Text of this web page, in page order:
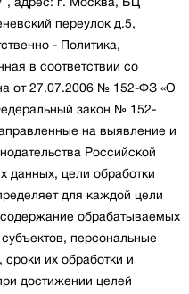
переулок д.5,
- Политика,
в соответствии со
от 27.07.2006 № 152-ФЗ «О
закон № 152-
на выявление и
Российской
данных, цели обработки
для каждой цели
обрабатываемых
персональные
их обработки и
достижении целей